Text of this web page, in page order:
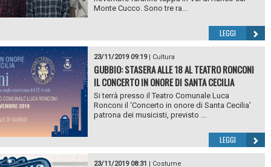
Monte Cucco. Sono tre ra...
LEGGI
23/11/2019 09:19| Cultura
GUBBIO: STASERA ALLE 18 AL TEATRO RONCONI
IL CONCERTO IN ONORE DI SANTA CECILIA
Si terrà presso il Teatro Comunale Luca
Ronconi il ‘Concerto in onore di Santa Cecilia’
patrona dei musicisti, previsto ...
LEGGI
23/11/2019 08:31 | Costume